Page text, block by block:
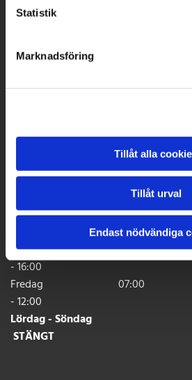
Statistik
Marknadsföring
Tillåt alla
Tillåt urval
Endast nödvändiga
Fönsterbänkar
Bordsskivor
182 36 DANDERYD
Kontakt
info@stenfirmatorner.se
Måndag - Torsdag 07:00
- 16:00
Fredag 07:00
- 12:00
Lördag - Söndag
STÄNGT